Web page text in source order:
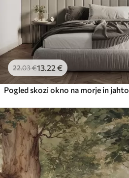
22.03€13 .22 €
Pogled skozi okno na morje in jahto